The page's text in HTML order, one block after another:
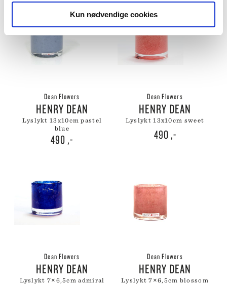
Kun nødvendige cookies
Dean Flowers
HENRY DEAN
lyslykt 13x10cm pastel
blue
490 ,-
Dean Flowers
HENRY DEAN
lyslykt 13x10cm sweet
490 ,-
Dean Flowers
HENRY DEAN
lyslykt 7×6,5cm admiral
Dean Flowers
HENRY DEAN
lyslykt 7×6,5cm blossom